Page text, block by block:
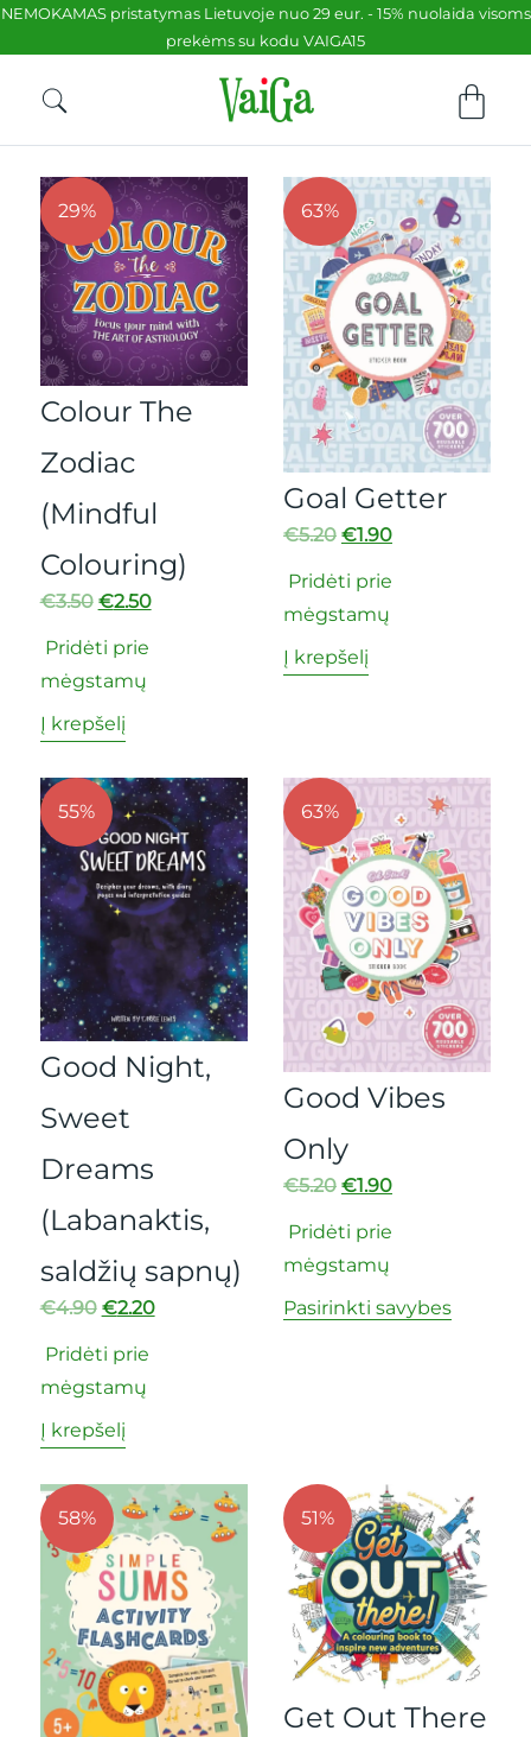
NEMOKAMAS pristatymas Lietuvoje nuo 29 eur. - 15% nuolaida visoms
prekėms su kodu VAIGA15
Colour The
Zodiac
(Mindful
Colouring)
€3.50 €2.50
Pridėti prie
mėgstamų
Į krepšelį
29%
Goal Getter
€5.20 €1.90
Pridėti prie
mėgstamų
Į krepšelį
63%
Good Night,
Sweet
Dreams
(Labanaktis,
saldžių sapnų)
€4.90 €2.20
Pridėti prie
mėgstamų
Į krepšelį
55%
Good Vibes
Only
€5.20 €1.90
Pridėti prie
mėgstamų
Pasirinkti savybes
63%
58%
Get Out There
51%